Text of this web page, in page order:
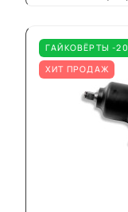
ГАЙКОВЁРТЫ -
ХИТ ПРОДАЖ